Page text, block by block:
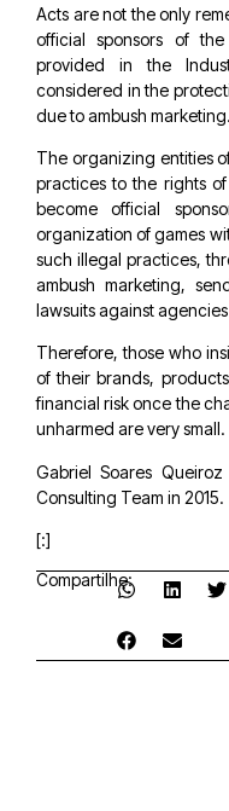
Acts are not the only
official sponsors of
provided in the
considered in the
due to ambush marketing.
The organizing entities
practices to the rights
become official
organization of games
such illegal practices,
ambush marketing,
lawsuits against
Therefore, those who
of their brands,
financial risk once the
unharmed are very small.
Gabriel Soares
Consulting Team in 2015.
[:]
Compartilhe: